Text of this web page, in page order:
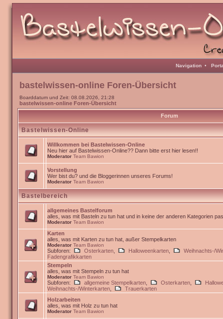
Navigation •
bastelwissen-online Foren-Übersicht
Boarddatum und Zeit: 08.08.2026, 21:28
bastelwissen-online Foren-Übersicht
Forum
Bastelwissen-Online
Willkommen bei Bastelwissen-Online
Neu hier auf Bastelwissen-Online?? Dann bitte erst hier lesen!!
Moderator Team Bawion
Vorstellung
Wer bist du? und die Bloggerinnen unseres Forums!
Moderator Team Bawion
Bastelbereich
allgemeines Bastelforum
alles, was mit Basteln zu tun hat und in keine der anderen Kategorien
Moderator Team Bawion
Karten
alles, was mit Karten zu tun hat, außer Stempelkarten
Moderator Team Bawion
Subforen: Osterkarten Halloweenkarten
Weihnachts-/
Fadengrafikkarten
Stempeln
alles, was mit Stempeln zu tun hat
Moderator Team Bawion
Subforen: allgemeine Stempelkarten Osterkarten
Weihnachts-/Winterkarten
Trauerkarten
Holzarbeiten
alles, was mit Holz zu tun hat
Moderator Team Bawion